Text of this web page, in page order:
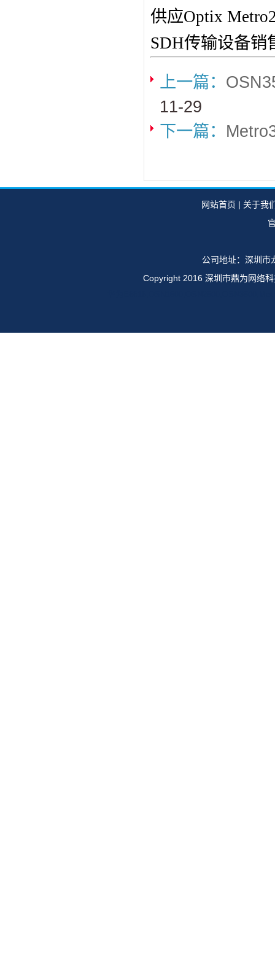
供应Optix
SDH传输设备销
上一篇：
11-29
下一篇：
网站首页 | 关于我
公司地址：深圳市
Copyright 2016 深圳市鼎为网络